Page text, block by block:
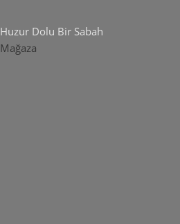
Huzur Dolu Bir Sabah
Mağaza